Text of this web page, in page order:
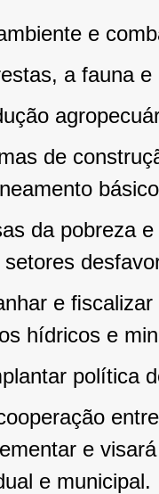
e
a fauna e
de
da pobreza
e
hídricos e
política
e
e municipal.